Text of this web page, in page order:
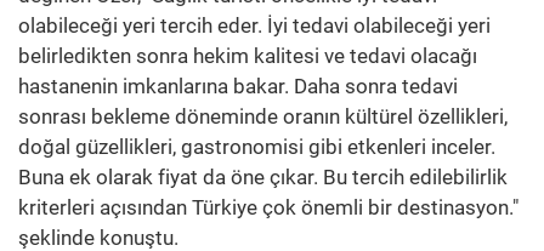
olabileceği yeri tercih eder. İyi tedavi olabileceği yeri
belirledikten sonra hekim kalitesi ve tedavi olacağı
hastanenin imkanlarına bakar. Daha sonra tedavi
sonrası bekleme döneminde oranın kültürel özellikleri,
doğal güzellikleri, gastronomisi gibi etkenleri inceler.
Buna ek olarak fiyat da öne çıkar. Bu tercih edilebilirlik
kriterleri açısından Türkiye çok önemli bir destinasyon."
şeklinde konuştu.